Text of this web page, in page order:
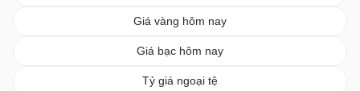
Giá vàng hôm nay
Giá bạc hôm nay
Tỷ giá ngoại tệ